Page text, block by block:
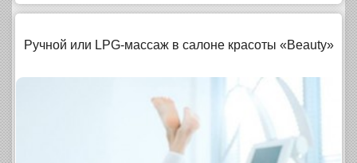
Ручной или LPG-массаж в салоне красоты «Beauty»